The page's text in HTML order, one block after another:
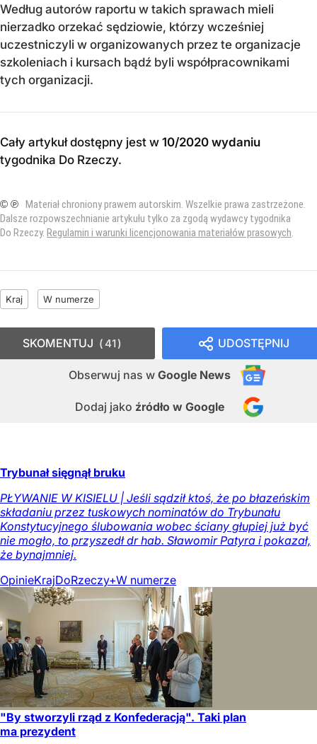
Według autorów raportu w takich sprawach mieli
nierzadko orzekać sędziowie, którzy wcześniej
uczestniczyli w organizowanych przez te organizacje
szkoleniach i kursach bądź byli współpracownikami
tych organizacji.
Cały artykuł dostępny jest w 10/2020 wydaniu
tygodnika Do Rzeczy.
© ℗
Materiał chroniony prawem autorskim. Wszelkie prawa zastrzeżone.
Dalsze rozpowszechnianie artykułu tylko za zgodą wydawcy tygodnika
Do Rzeczy. Regulamin i warunki licencjonowania materiałów prasowych.
Kraj W numerze
UDOSTĘPNIJ
Obserwuj nas w Google News
Dodaj jako źródło w Google
SKOMENTUJ 41
Trybunał sięgnął bruku
PŁYWANIE W KISIELU | Jeśli sądził ktoś, że po błazeńskim
składaniu przez tuskowych nominatów do Trybunału
Konstytucyjnego ślubowania wobec ściany głupiej już być
nie mogło, to przyszedł dr hab. Sławomir Patyra i pokazał,
że bynajmniej.
OpinieKrajDoRzeczy+W numerze
"By stworzyli rząd z Konfederacją". Taki plan
ma prezydent